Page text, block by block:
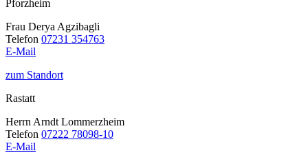
Pforzheim
Frau Derya Agzibagli
Telefon 07231 354763
E-Mail
zum Standort
Rastatt
Herrn Arndt Lommerzheim
Telefon 07222 78098-10
E-Mail